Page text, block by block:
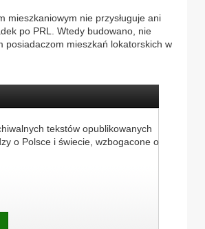
mieszkaniowym nie przysługuje ani
po PRL. Wtedy budowano, nie
posiadaczom mieszkań lokatorskich w
tekstów opublikowanych
o Polsce i świecie, wzbogacone o